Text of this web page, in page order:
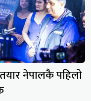
तयार नेपालकै पहिलो